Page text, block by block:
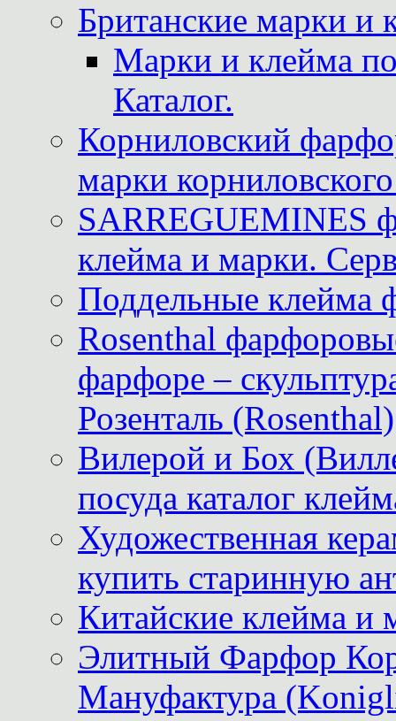
Британские марки и
Марки и клейма
Каталог.
Корниловский
марки
SARREGUEMINES
клейма и марки.
Поддельные клейма
Rosenthal
фарфоре –
Розенталь (Rosenthal)
Вилерой и Бох
посуда каталог
Художественная
купить старинную
Китайские клейма и
Элитный Фарфор
Мануфактура